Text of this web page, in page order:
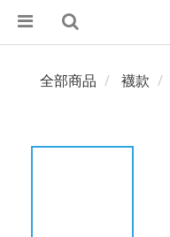
全部商品 襪款